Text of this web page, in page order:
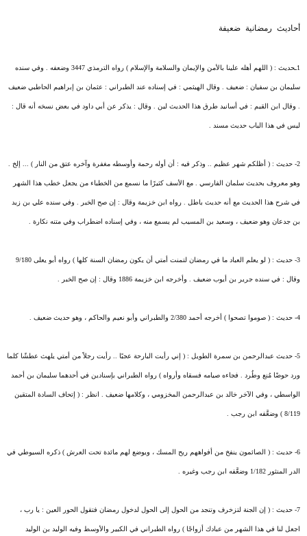
أحاديث رمضانية ضعيفة
1ـحديث : ( اللهم أهله علينا بالأمن والإيمان والسلامة والإسلام ) رواه الترمذي 3447 وضعفه . وفي سنده
سليمان بن سفيان : ضعيف . وقال الهيثمي : في إسناده عند الطبراني : عثمان بن إبراهيم الحاطبي ضعيف
. وقال ابن القيم : في أسانيد طرق هذا الحديث لين . وقال : يذكر عن أبي داود في بعض نسخه أنه قال :
ليس في هذا الباب حديث مسند .
2- حديث : ( أظلكم شهر عظيم .. وذكر فيه : أن أوله رحمة وأوسطه مغفرة وآخره عتق من النار ) ... إلخ .
وهو معروف بحديث سلمان الفارسي . مع الأسف كثيرًا ما نسمع من الخطباء من يجعل خطب هذا الشهر
في شرح هذا الحديث مع أنه حديث باطل . رواه ابن خزيمة وقال : إن صح الخبر . وفي سنده علي بن زيد
بن جدعان وهو ضعيف ، وسعيد بن المسيب لم يسمع منه ، وفي إسناده اضطراب وفي متنه نكارة .
3- حديث : ( لو يعلم العباد ما في رمضان لتمنت أمتي أن يكون رمضان السنة كلها ) رواه أبو يعلى 9/180
وقال : في سنده جرير بن أيوب ضعيف . وأخرجه ابن خزيمة 1886 وقال : إن صح الخبر .
4- حديث : ( صوموا تصحوا ) أخرجه أحمد 2/380 والطبراني وأبو نعيم والحاكم ، وهو حديث ضعيف .
5- حديث عبدالرحمن بن سمرة الطويل : ( إني رأيت البارحة عجبًا .. رأيت رجلاً من أمتي يلهث عطشًا كلما
ورد حوضًا مُنع وطُرد . فجاءه صيامه فسقاه وأرواه ) رواه الطبراني بإسنادين في أحدهما سليمان بن أحمد
الواسطي ، وفي الآخر خالد بن عبدالرحمن المخزومي ، وكلامها ضعيف . انظر : ( إتحاف السادة المتقين
8/119 ) وضعَّفه ابن رجب .
6- حديث : ( الصائمون ينفخ من أفواههم ريح المسك ، ويوضع لهم مائدة تحت العرش ) ذكره السيوطي في
الدر المنثور 1/182 وضعَّفه ابن رجب وغيره .
7- حديث : ( إن الجنة لتزخرف وتنجد من الحول إلى الحول لدخول رمضان فتقول الحور العين : يا رب ،
اجعل لنا في هذا الشهر من عبادك أزواجًا ) رواه الطبراني في الكبير والأوسط وفيه الوليد بن الوليد